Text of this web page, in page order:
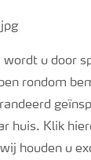
wordt u door
rondom
huis. Klik
houden u